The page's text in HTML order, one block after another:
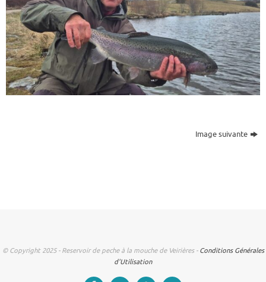
Image suivante
© Copyright 2025 - Reservoir de peche à la mouche de Veirières - Conditions Générales
d'Utilisation